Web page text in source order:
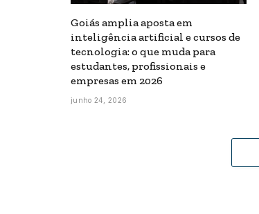
Goiás amplia aposta em
inteligência artificial e cursos de
tecnologia: o que muda para
estudantes, profissionais e
empresas em 2026
junho 24, 2026